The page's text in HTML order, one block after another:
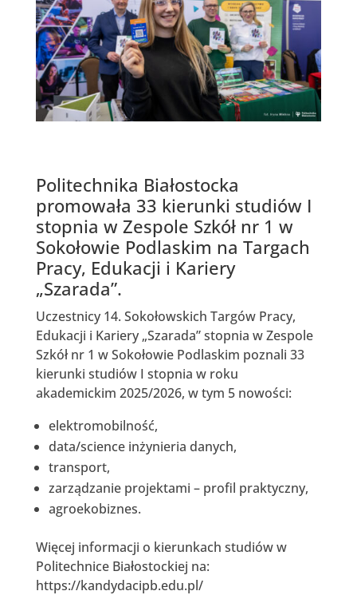
Politechnika Białostocka
promowała 33 kierunki studiów I
stopnia w Zespole Szkół nr 1 w
Sokołowie Podlaskim na Targach
Pracy, Edukacji i Kariery
„Szarada”.
Uczestnicy 14. Sokołowskich Targów Pracy,
Edukacji i Kariery „Szarada” stopnia w Zespole
Szkół nr 1 w Sokołowie Podlaskim poznali 33
kierunki studiów I stopnia w roku
akademickim 2025/2026, w tym 5 nowości:
elektromobilność,
data/science inżynieria danych,
transport,
zarządzanie projektami – profil praktyczny,
agroekobiznes.
Więcej informacji o kierunkach studiów w
Politechnice Białostockiej na:
https://kandydacipb.edu.pl/